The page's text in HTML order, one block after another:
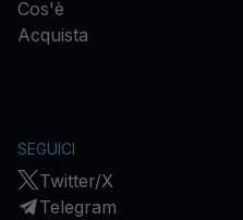
Cos'è
Acquista
SEGUICI
Twitter/X
Telegram